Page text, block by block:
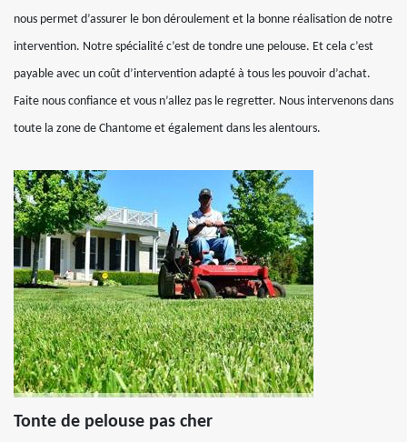
nous permet d’assurer le bon déroulement et la bonne réalisation de notre
intervention. Notre spécialité c’est de tondre une pelouse. Et cela c’est
payable avec un coût d’intervention adapté à tous les pouvoir d’achat.
Faite nous confiance et vous n’allez pas le regretter. Nous intervenons dans
toute la zone de Chantome et également dans les alentours.
Tonte de pelouse pas cher